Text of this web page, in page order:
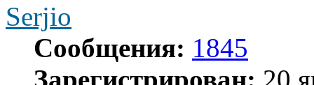
Serjio
Сообщения: 1845
Зарегистрирован: 20